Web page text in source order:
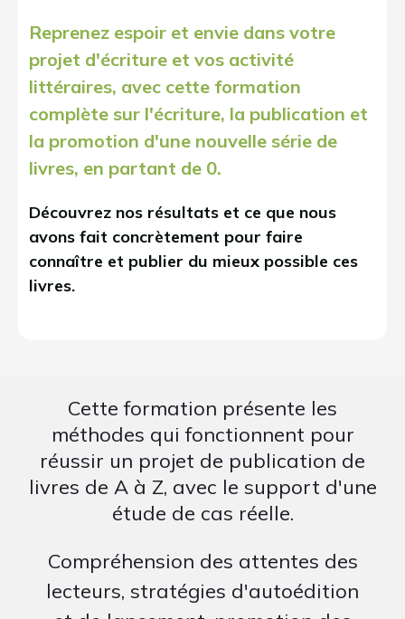
Reprenez espoir et envie dans votre
projet d'écriture et vos activité
littéraires, avec cette formation
complète sur l'écriture, la publication et
la promotion d'une nouvelle série de
livres, en partant de 0.
Découvrez nos résultats et ce que nous
avons fait concrètement pour faire
connaître et publier du mieux possible ces
livres.
Cette formation présente les
méthodes qui fonctionnent pour
réussir un projet de publication de
livres de A à Z, avec le support d'une
étude de cas réelle.
Compréhension des attentes des
lecteurs, stratégies d'autoédition